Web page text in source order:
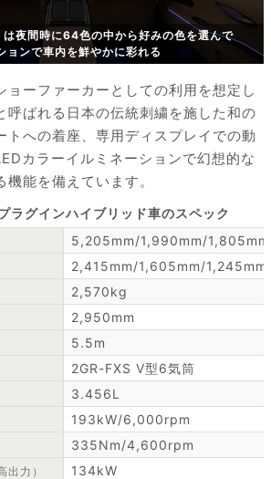
夜間時に64色の中から好みの色を選んで
ョンで車内を鮮やかに彩れる
ョーファーカーとしての利用を想定し
呼ばれる日本の伝統刺繍を施した和の
トへの着座、専用ディスプレイでの動
カラーイルミネーションで幻想的な
能を備えています。
ラグインハイブリッド車のスペック
5,205mm/1,990mm/1,805mm
2,415mm/1,605mm/1,245mm
2,570kg
2,950mm
5.5m
2GR-FXS V型6気筒
3.456L
193kW/6,000rpm
335Nm/4,600rpm
出力） 134kW